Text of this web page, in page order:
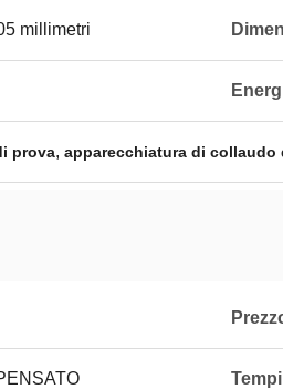
millimetri
prova, apparecchiatura di collaudo